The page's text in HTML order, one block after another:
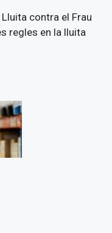
contra el Frau
regles en la lluita